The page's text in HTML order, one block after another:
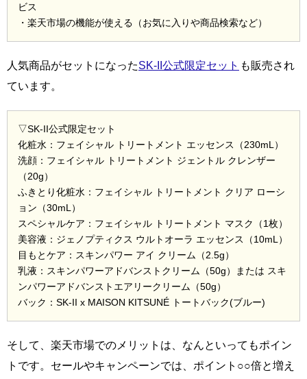
ビス
・楽天市場の機能が使える（お気に入りや商品検索など）
人気商品がセットになったSK-II公式限定セット も販売され
ています。
▽SK-II公式限定セット
化粧水：フェイシャル トリートメント エッセンス（230mL）
洗顔：フェイシャル トリートメント ジェントル クレンザー
（20g）
ふきとり化粧水：フェイシャル トリートメント クリア ローシ
ョン（30mL）
スペシャルケア：フェイシャル トリートメント マスク（1枚）
美容液：ジェノプティクス ウルトオーラ エッセンス（10mL）
目もとケア：スキンパワー アイ クリーム（2.5g）
乳液：スキンパワーアドバンストクリーム（50g）または スキ
ンパワーアドバンストエアリークリーム（50g）
バック：SK-II x MAISON KITSUNÉ トートバック(ブルー)
そして、楽天市場でのメリットは、なんといってもポイン
トです。セールやキャンペーンでは、ポイント○○倍と増え